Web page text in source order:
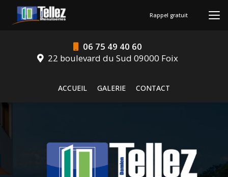
contenu
06 75 49 40 60
22 boulevard du Sud 09000 Foix
ACCUEIL
GALERIE CONTACT
Rappel gratuit